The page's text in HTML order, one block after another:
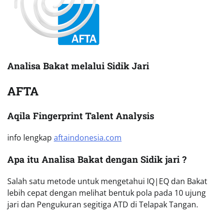
Analisa Bakat melalui Sidik Jari
AFTA
Aqila Fingerprint Talent Analysis
info lengkap aftaindonesia.com
Apa itu Analisa Bakat dengan Sidik jari ?
Salah satu metode untuk mengetahui IQ|EQ dan Bakat
lebih cepat dengan melihat bentuk pola pada 10 ujung
jari dan Pengukuran segitiga ATD di Telapak Tangan.